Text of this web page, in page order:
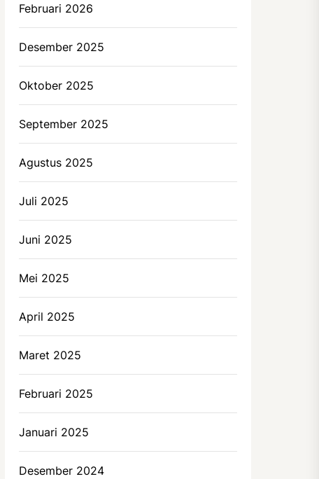
Februari 2026
Desember 2025
Oktober 2025
September 2025
Agustus 2025
Juli 2025
Juni 2025
Mei 2025
April 2025
Maret 2025
Februari 2025
Januari 2025
Desember 2024